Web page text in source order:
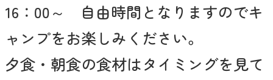
16：00～ 自由時間となりますのでキ
ャンプをお楽しみください。
夕食・朝食の食材はタイミングを見て